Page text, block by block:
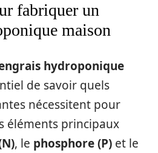
fabriquer un
maison
hydroponique
de savoir quels
nécessitent pour
éléments principaux
, le phosphore (P) et le